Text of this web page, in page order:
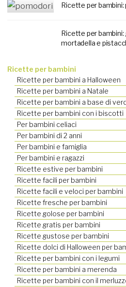
Ricette per bambini:
Ricette per bambini:
mortadella e
Ricette per bambini
Ricette per bambini a Halloween
Ricette per bambini a Natale
Ricette per bambini a base di
Ricette per bambini con i biscotti
Per bambini celiaci
Per bambini di 2 anni
Per bambini e famiglia
Per bambini e ragazzi
Ricette estive per bambini
Ricette facili per bambini
Ricette facili e veloci per bambini
Ricette fresche per bambini
Ricette golose per bambini
Ricette gratis per bambini
Ricette gustose per bambini
Ricette dolci di Halloween per
Ricette per bambini con i legumi
Ricette per bambini a merenda
Ricette per bambini con il